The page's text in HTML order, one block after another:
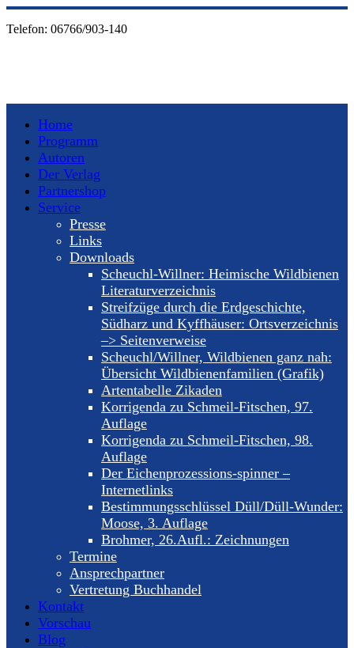
Telefon: 06766/903-140
Home
Programm
Autoren
Der Verlag
Partnershop
Service
Presse
Links
Downloads
Scheuchl-Willner: Heimische Wildbienen
Literaturverzeichnis
Streifzüge durch die Erdgeschichte,
Südharz und Kyffhäuser: Ortsverzeichnis
–> Seitenverweise
Scheuchl/Willner, Wildbienen ganz nah:
Übersicht Wildbienenfamilien (Grafik)
Artentabelle Zikaden
Korrigenda zu Schmeil-Fitschen, 97.
Auflage
Korrigenda zu Schmeil-Fitschen, 98.
Auflage
Der Eichenprozessions-spinner –
Internetlinks
Bestimmungsschlüssel Düll/Düll-Wunder:
Moose, 3. Auflage
Brohmer, 26.Aufl.: Zeichnungen
Termine
Ansprechpartner
Vertretung Buchhandel
Kontakt
Vorschau
Blog